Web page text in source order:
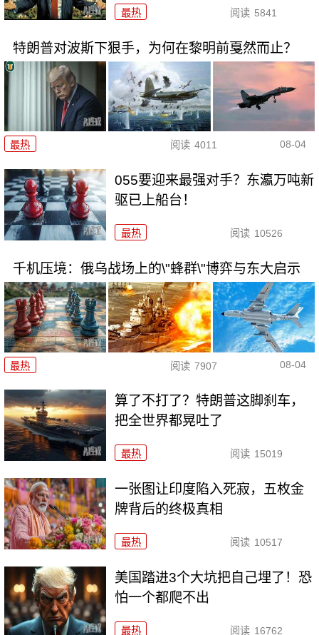
最热 阅读 5841
特朗普对波斯下狠手，为何在黎明前戛然而止？
最热 阅读 4011 08-04
055要迎来最强对手？东瀛万吨新
驱已上船台！
最热 阅读 10526
千机压境：俄乌战场上的\"蜂群\"博弈与东大启示
最热 阅读 7907 08-04
算了不打了？特朗普这脚刹车，
把全世界都晃吐了
最热 阅读 15019
一张图让印度陷入死寂，五枚金
牌背后的终极真相
最热 阅读 10517
美国踏进3个大坑把自己埋了！恐
怕一个都爬不出
最热 阅读 16762